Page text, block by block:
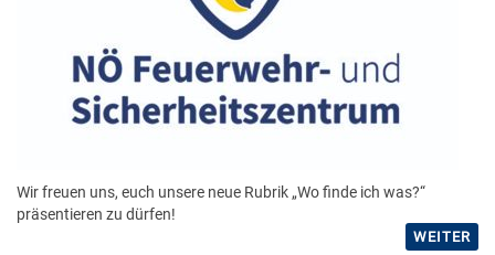
Wir freuen uns, euch unsere neue Rubrik „Wo finde ich was?“
präsentieren zu dürfen!
WEITER